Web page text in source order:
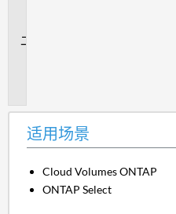
适用场景
Cloud Volumes ONTAP
ONTAP Select